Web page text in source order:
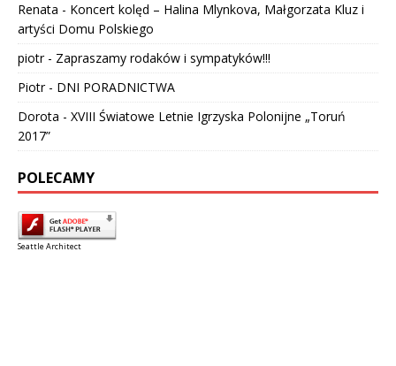
Renata - Koncert kolęd – Halina Mlynkova, Małgorzata Kluz i
artyści Domu Polskiego
piotr- Zapraszamy rodaków i sympatyków!!!
Piotr- DNI PORADNICTWA
Dorota - XVIII Światowe Letnie Igrzyska Polonijne „Toruń
2017”
POLECAMY
Seattle Architect